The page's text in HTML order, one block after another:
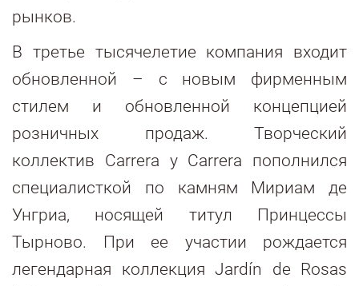
рынков.
В третье тысячелетие компания входит
обновленной – с новым фирменным
стилем и обновленной концепцией
розничных продаж. Творческий
коллектив Carrera y Carrera пополнился
специалисткой по камням Мириам де
Унгриа, носящей титул Принцессы
Тырново. При ее участии рождается
легендарная коллекция Jardín de Rosas